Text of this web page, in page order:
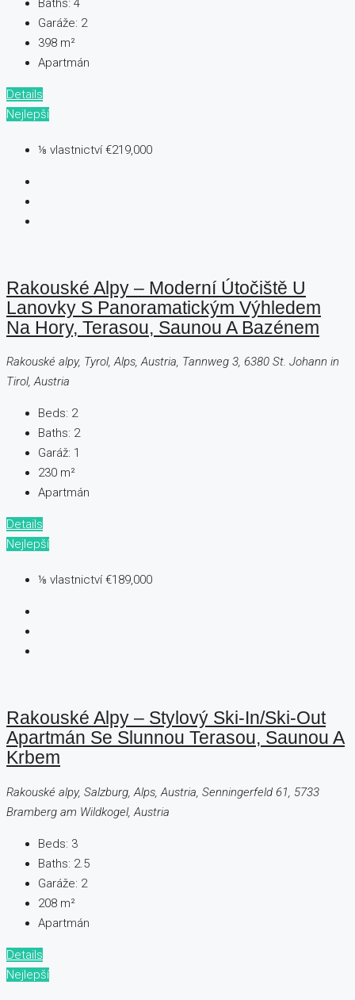
Baths: 4
Garáže: 2
398 m²
Apartmán
Details
Nejlepší
⅛ vlastnictví€219,000
Rakouské Alpy – Moderní Útočiště U
Lanovky S Panoramatickým Výhledem
Na Hory, Terasou, Saunou A Bazénem
Rakouské alpy, Tyrol, Alps, Austria, Tannweg 3, 6380 St. Johann in
Tirol, Austria
Beds: 2
Baths: 2
Garáž: 1
230 m²
Apartmán
Details
Nejlepší
⅛ vlastnictví€189,000
Rakouské Alpy – Stylový Ski-In/ski-Out
Apartmán Se Slunnou Terasou, Saunou A
Krbem
Rakouské alpy, Salzburg, Alps, Austria, Senningerfeld 61, 5733
Bramberg am Wildkogel, Austria
Beds: 3
Baths: 2.5
Garáže: 2
208 m²
Apartmán
Details
Nejlepší